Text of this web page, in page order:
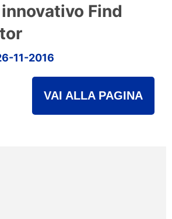
Find
11-2016
VAI ALLA PAGINA